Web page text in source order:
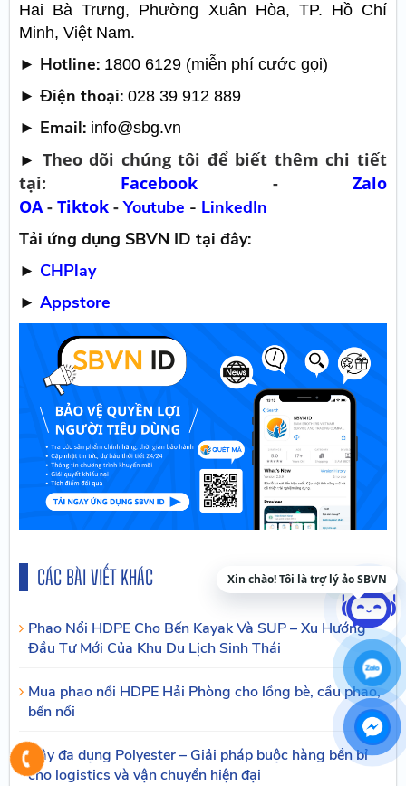
Hai Bà Trưng, Phường Xuân Hòa, TP. Hồ Chí
Minh, Việt Nam.
► Hotline: 1800 6129 (miễn phí cước gọi)
► Điện thoại: 028 39 912 889
► Email: info@sbg.vn
► Theo dõi chúng tôi để biết thêm chi tiết
tại:
Facebook - Zalo
OA-Tiktok - Youtube - LinkedIn
Tải ứng dụng SBVN ID tại đây:
► CHPlay
►Appstore
CÁC BÀI VIẾT KHÁC
Phao Nổi HDPE Cho Bến Kayak Và SUP – Xu Hướng
Đầu Tư Mới Của Khu Du Lịch Sinh Thái
Mua phao nổi HDPE Hải Phòng cho lồng bè, cầu phao,
bến nổi
Dây đa dụng Polyester – Giải pháp buộc hàng bền bỉ
cho logistics và vận chuyển hiện đại
Xin chào! Tôi là trợ lý ảo SBVN